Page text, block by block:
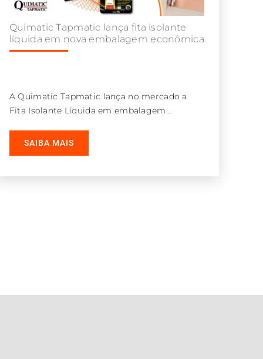
Quimatic Tapmatic lança fita isolante
líquida em nova embalagem econômica
A Quimatic Tapmatic lança no mercado a
Fita Isolante Líquida em embalagem
modernas
SAIBA MAIS